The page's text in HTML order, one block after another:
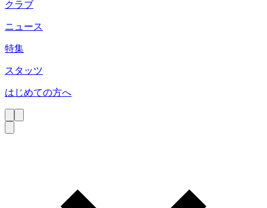
クラブ
ニュース
特集
スタッツ
はじめての方へ